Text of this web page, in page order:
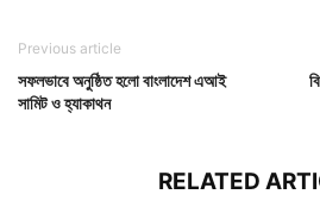
Previous article
সফলভাবে অনুষ্ঠিত হলো বাংলাদেশ এআই
সামিট ও হ্যাকাথন
RELATED